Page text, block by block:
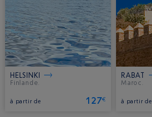
HELSINKI
Finlande.
à partir de 127€
RABAT
Maroc.
à partir de